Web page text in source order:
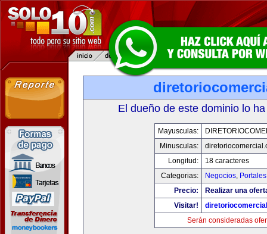
El dueño de este dominio lo
Mayusculas:
Minusculas:
Longitud:
18 caracteres
Categorias:
Negocios, Portales
Precio:
Realizar una
Visitar!
Serán consideradas